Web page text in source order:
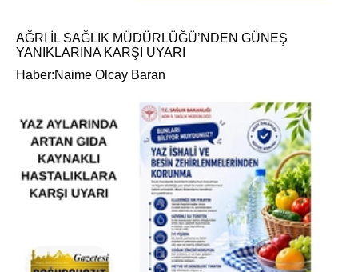
AĞRI İL SAĞLIK MÜDÜRLÜĞÜ’NDEN GÜNEŞ
YANIKLARINA KARŞI UYARI
Haber:Naime Olcay Baran